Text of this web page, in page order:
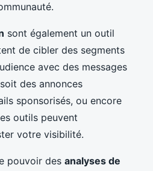
sont également un outil
de cibler des segments
avec des messages
des annonces
sponsorisés, ou encore
outils peuvent
votre visibilité.
pouvoir des analyses de